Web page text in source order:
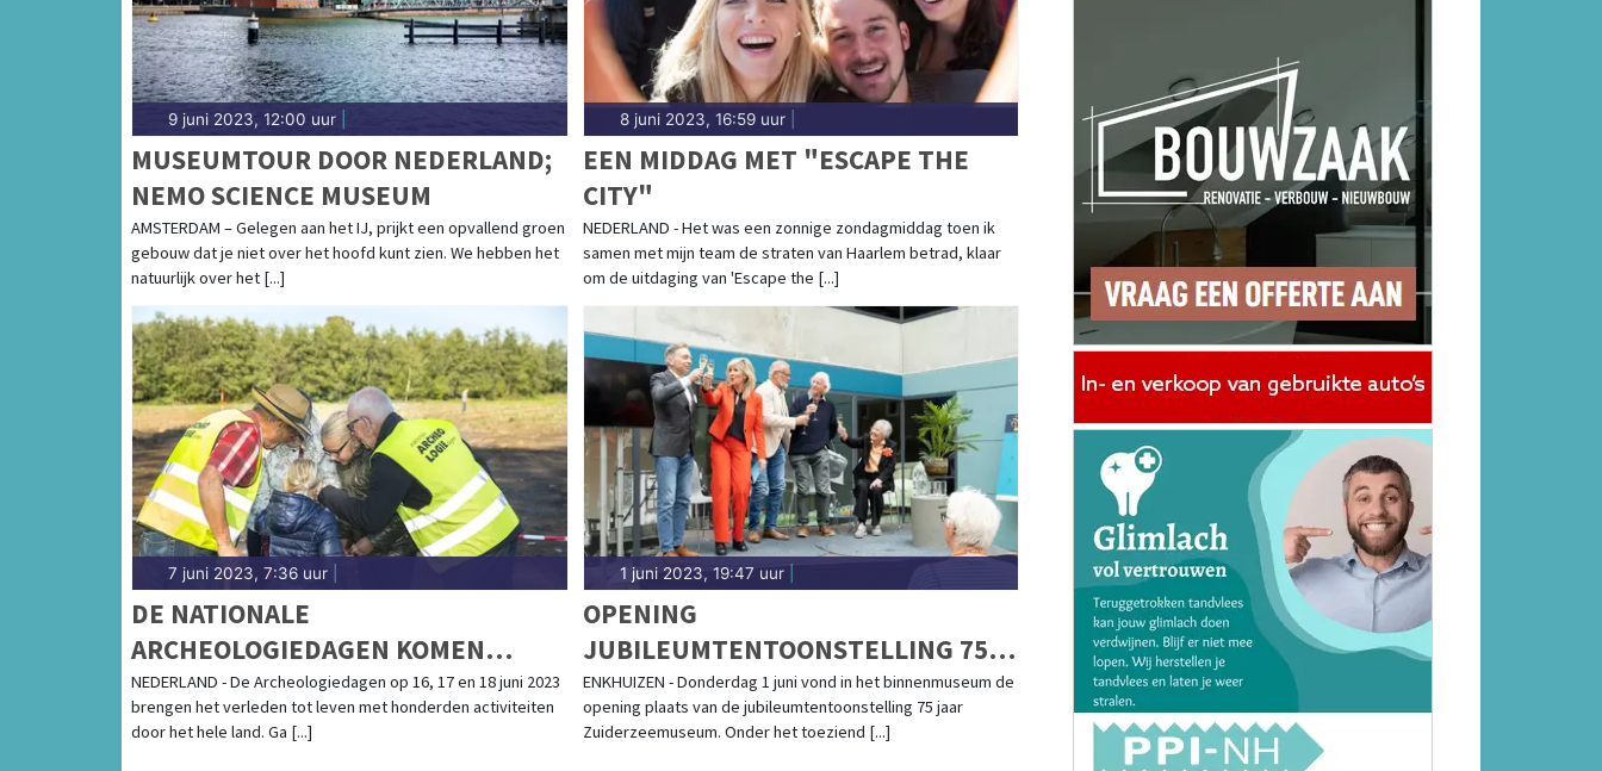
9 juni 2023, 12:00 uur
MUSEUMTOUR DOOR NEDERLAND;
NEMO SCIENCE MUSEUM
AMSTERDAM – Gelegen aan het IJ, prijkt een opvallend groen
gebouw dat je niet over het hoofd kunt zien. We hebben het
natuurlijk over het [...]
8 juni 2023, 16:59 uur|
EEN MIDDAG MET "ESCAPE THE
CITY"
NEDERLAND - Het was een zonnige zondagmiddag toen ik
samen met mijn team de straten van Haarlem betrad, klaar
om de uitdaging van 'Escape the [...]
7 juni 2023, 7:36 uur
DE NATIONALE
ARCHEOLOGIEDAGEN KOMEN
ERAAN
NEDERLAND - De Archeologiedagen op 16, 17 en 18 juni 2023
brengen het verleden tot leven met honderden activiteiten
door het hele land. Ga [...]
1 juni 2023, 19:47 uur|
OPENING
JUBILEUMTENTOONSTELLING 75
JAAR ZUIDERZEEMUSEUM
ENKHUIZEN - Donderdag 1 juni vond in het binnenmuseum de
opening plaats van de jubileumtentoonstelling 75 jaar
Zuiderzeemuseum. Onder het toeziend [...]